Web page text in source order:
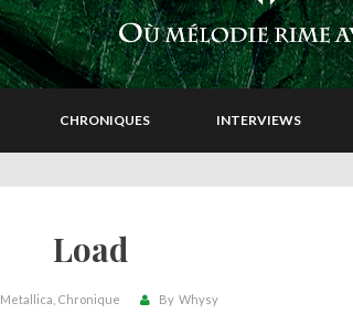
CHRONIQUES INTERVIEWS
Load
Metallica Chronique By Whysy